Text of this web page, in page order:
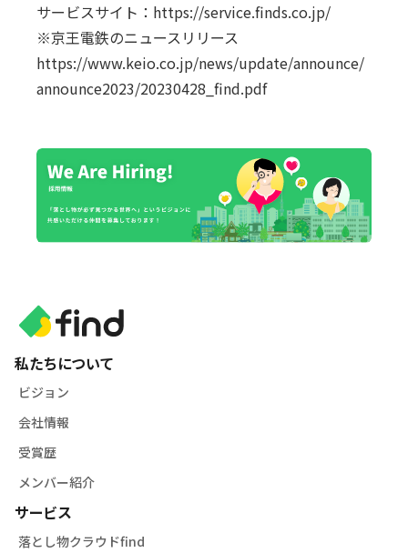
サービスサイト： https://service.finds.co.jp/
※京王電鉄のニュースリリース
https://www.keio.co.jp/news/update/announce/
announce2023/20230428_find.pdf
私たちについて
ビジョン
会社情報
受賞歴
メンバー紹介
サービス
落とし物クラウドfind